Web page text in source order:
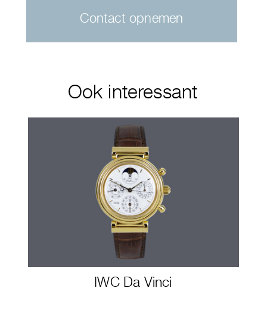
Contact opnemen
Ook interessant
IWC Da Vinci